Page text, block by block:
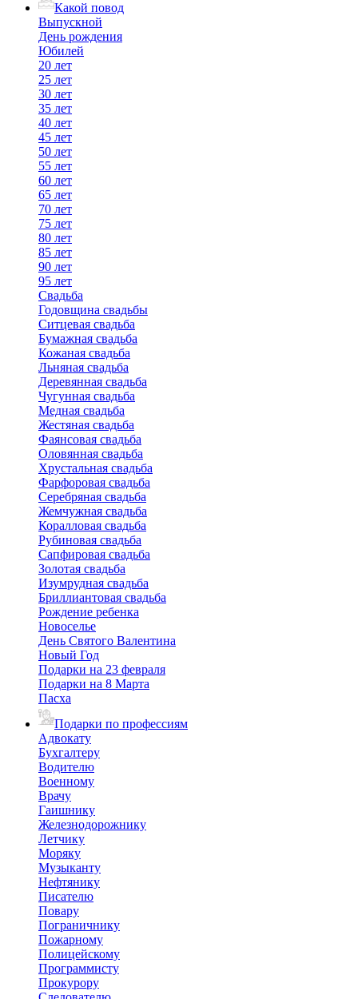
Какой повод
Выпускной
День рождения
Юбилей
20 лет
25 лет
30 лет
35 лет
40 лет
45 лет
50 лет
55 лет
60 лет
65 лет
70 лет
75 лет
80 лет
85 лет
90 лет
95 лет
Свадьба
Годовщина свадьбы
Ситцевая свадьба
Бумажная свадьба
Кожаная свадьба
Льняная свадьба
Деревянная свадьба
Чугунная свадьба
Медная свадьба
Жестяная свадьба
Фаянсовая свадьба
Оловянная свадьба
Хрустальная свадьба
Фарфоровая свадьба
Серебряная свадьба
Жемчужная свадьба
Коралловая свадьба
Рубиновая свадьба
Сапфировая свадьба
Золотая свадьба
Изумрудная свадьба
Бриллиантовая свадьба
Рождение ребенка
Новоселье
День Святого Валентина
Новый Год
Подарки на 23 февраля
Подарки на 8 Марта
Пасха
Подарки по профессиям
Адвокату
Бухгалтеру
Водителю
Военному
Врачу
Гаишнику
Железнодорожнику
Летчику
Моряку
Музыканту
Нефтянику
Писателю
Повару
Пограничнику
Пожарному
Полицейскому
Программисту
Прокурору